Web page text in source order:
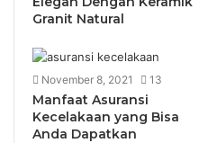
Granit Natural
November 8, 2021 13
Manfaat Asuransi
Kecelakaan yang Bisa
Anda Dapatkan